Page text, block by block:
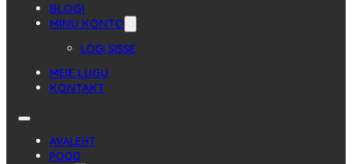
BLOGI
MINU KONTO
LOGI SISSE
MEIE LUGU
KONTAKT
AVALEHT
POOD